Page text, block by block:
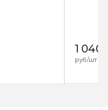
1 040
руб/шт